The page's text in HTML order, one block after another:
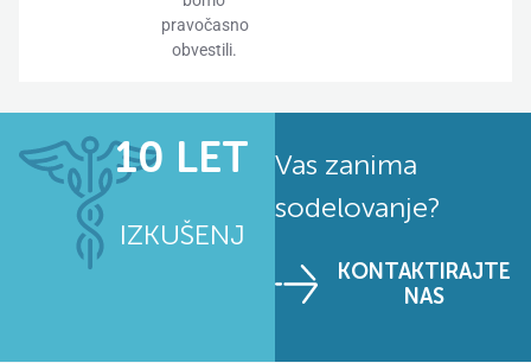
pravočasno
obvestili.
10 LET
IZKUŠENJ
Vas zanima
sodelovanje?
KONTAKTIRAJTE
NAS